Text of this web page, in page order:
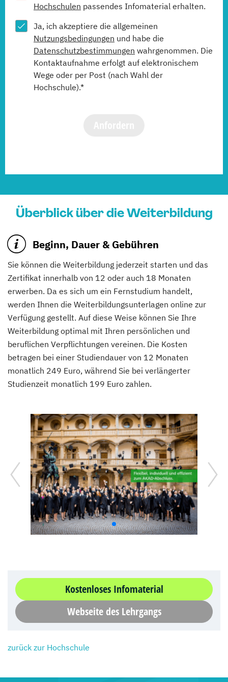
Hochschulen passendes Infomaterial erhalten.
Ja, ich akzeptiere die allgemeinen
Nutzungsbedingungen und habe die
Datenschutzbestimmungen wahrgenommen. Die
Kontaktaufnahme erfolgt auf elektronischem
Wege oder per Post (nach Wahl der
Hochschule).*
Überblick über die Weiterbildung
Beginn, Dauer & Gebühren
Sie können die Weiterbildung jederzeit starten und das
Zertifikat innerhalb von 12 oder auch 18 Monaten
erwerben. Da es sich um ein Fernstudium handelt,
werden Ihnen die Weiterbildungsunterlagen online zur
Verfügung gestellt. Auf diese Weise können Sie Ihre
Weiterbildung optimal mit Ihren persönlichen und
beruflichen Verpflichtungen vereinen. Die Kosten
betragen bei einer Studiendauer von 12 Monaten
monatlich 249 Euro, während Sie bei verlängerter
Studienzeit monatlich 199 Euro zahlen.
Kostenloses Infomaterial
Webseite des Lehrgangs
zurück zur Hochschule